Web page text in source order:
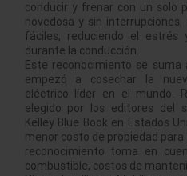
conducir y frenar con un solo
novedosa y sin
fáciles, reduciendo el estrés
durante la conducción.
Este reconocimiento se
empezó a cosechar la
eléctrico líder en el mundo.
elegido por los editores del
Kelley Blue Book en Estados
menor costo de propiedad
reconocimiento toma en
combustible, costos de